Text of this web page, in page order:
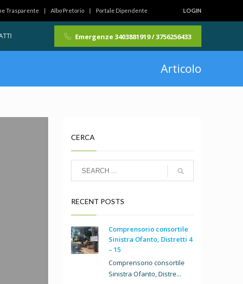
Trasparente Albo Pretorio Portale Dipendente LOGIN
Emergenze 3403881919 / 3756256433
Articolo
CERCA
RECENT POSTS
Comprensorio consortile
Sinistra Ofanto, Distretti 4
– 15
Comprensorio consortile
Sinistra Ofanto, Distre...